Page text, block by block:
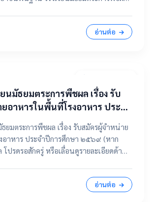
อ่านต่อ
ยนมัธยมตระการพืชผล เรื่อง รับ
อาหารในพื้นที่โรงอาหาร ประจำ
๖๙
ธยมตระการพืชผล เรื่อง รับสมัครผู้จำหน่าย
หาร ประจำปีการศึกษา ๒๕๖๙ (หาก
โปรดรอสักครู่ หรือเลื่อนดูรายละเอียดด้าน
อ่านต่อ